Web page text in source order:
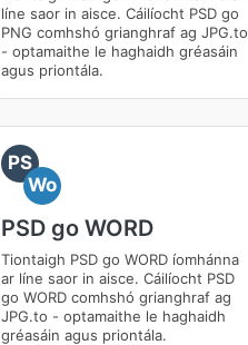
líne saor in aisce. Cáilíocht PSD go
PNG comhshó grianghraf ag JPG.to
- optamaithe le haghaidh gréasáin
agus priontála.
PS
Wo
PSD go WORD
Tiontaigh PSD go WORD íomhánna
ar líne saor in aisce. Cáilíocht PSD
go WORD comhshó grianghraf ag
JPG.to - optamaithe le haghaidh
gréasáin agus priontála.